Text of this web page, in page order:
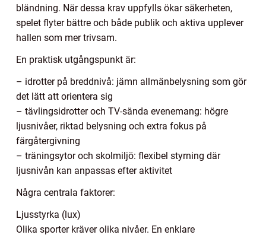
bländning. När dessa krav uppfylls ökar säkerheten,
spelet flyter bättre och både publik och aktiva upplever
hallen som mer trivsam.
En praktisk utgångspunkt är:
– idrotter på breddnivå: jämn allmänbelysning som gör
det lätt att orientera sig
– tävlingsidrotter och TV-sända evenemang: högre
ljusnivåer, riktad belysning och extra fokus på
färgåtergivning
– träningsytor och skolmiljö: flexibel styrning där
ljusnivån kan anpassas efter aktivitet
Några centrala faktorer:
Ljusstyrka (lux)
Olika sporter kräver olika nivåer. En enklare